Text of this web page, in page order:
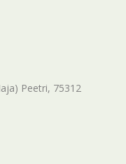
Peetri, 75312